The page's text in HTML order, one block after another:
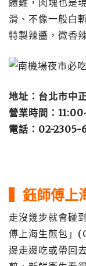
體雞，肉塊也是
滑、不像一般白
特製辣醬，微香
地址：台北市中
營業時間：
電話：02-2305-
▍鈺師傅上
走沒幾步就會碰
傅上海生煎包」
邊走邊吃或帶回